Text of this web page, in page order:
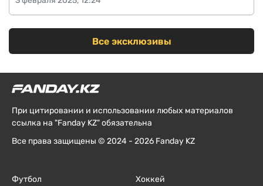
Все эксклюзивы
При цитировании и использовании любых материалов
ссылка на "Fanday KZ" обязательна
Все права защищены © 2024 - 2026 Fanday KZ
Футбол
Хоккей